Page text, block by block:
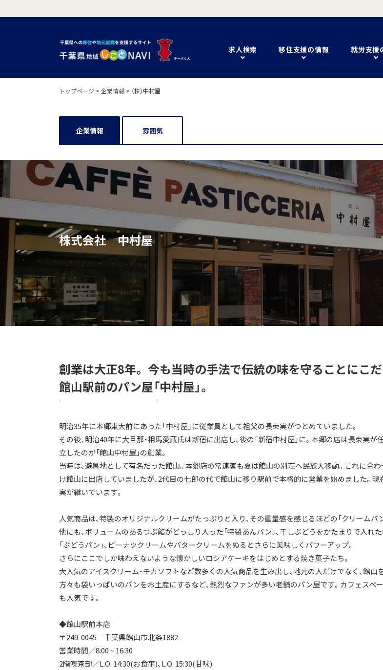
求人検索 移住支援の情報 就労支援
トップページ > 企業情報 > （株）中村屋
企業情報 雰囲気
株式会社 中村屋
創業は大正8年。 今も当時の手法で伝統の味を守ることにこ
館山駅前のパン屋「中村屋」。
明治35年に本郷東大前にあった「中村屋」に従業員として祖父の長束実がつとめていました。
その後、明治40年に大旦那・相馬愛蔵氏は新宿に出店し、後の「新宿中村屋」に。本郷の店は長束実が
立したのが「館山中村屋」の創業。
当時は、避暑地として有名だった館山。本郷店の常連客も夏は館山の別荘へ民族大移動。これに合わ
け館山に出店していましたが、2代目の七郎の代で館山に移り駅前で本格的に営業を始めました。現
実が継いでいます。
人気商品は、特製のオリジナルクリームがたっぷりと入り、その重量感を感じるほどの「クリームパ
他にも、ボリュームのあるつぶ餡がどっしり入った「特製あんパン」、干しぶどうをかたまりで入れ
「ぶどうパン」、ピーナツクリームやバタークリームをぬるとさらに美味しくパワーアップ。
さらにここでしか味わえないような懐かしいロシアケーキをはじめとする焼き菓子たち。
大人気のアイスクリーム・モカソフトなど数多くの人気商品を生み出し、地元の人だけでなく、館山
方々も袋いっぱいのパンをお土産にするなど、熱烈なファンが多い老舗のパン屋です。カフェスペ
も人気です。
◆館山駅前本店
〒249-0045 千葉県館山市北条1882
営業時間／8:00 ~ 16:30
2階喫茶部／L.O. 14:30(お食事)、L.O. 15:30(甘味)